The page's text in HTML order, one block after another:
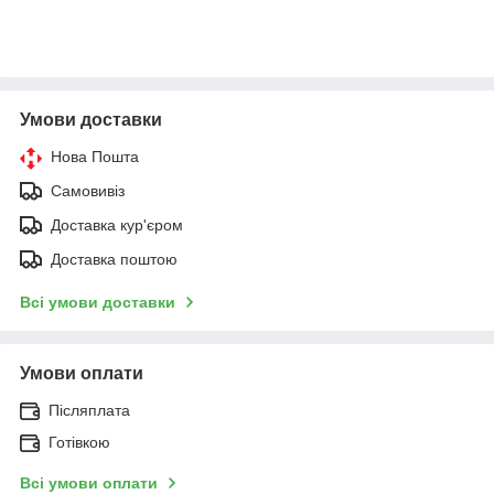
Умови доставки
Нова Пошта
Самовивіз
Доставка кур'єром
Доставка поштою
Всі умови доставки
Умови оплати
Післяплата
Готівкою
Всі умови оплати